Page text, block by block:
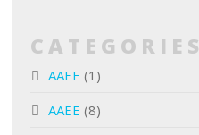
CATEGORIES
AAEE (1)
AAEE (8)